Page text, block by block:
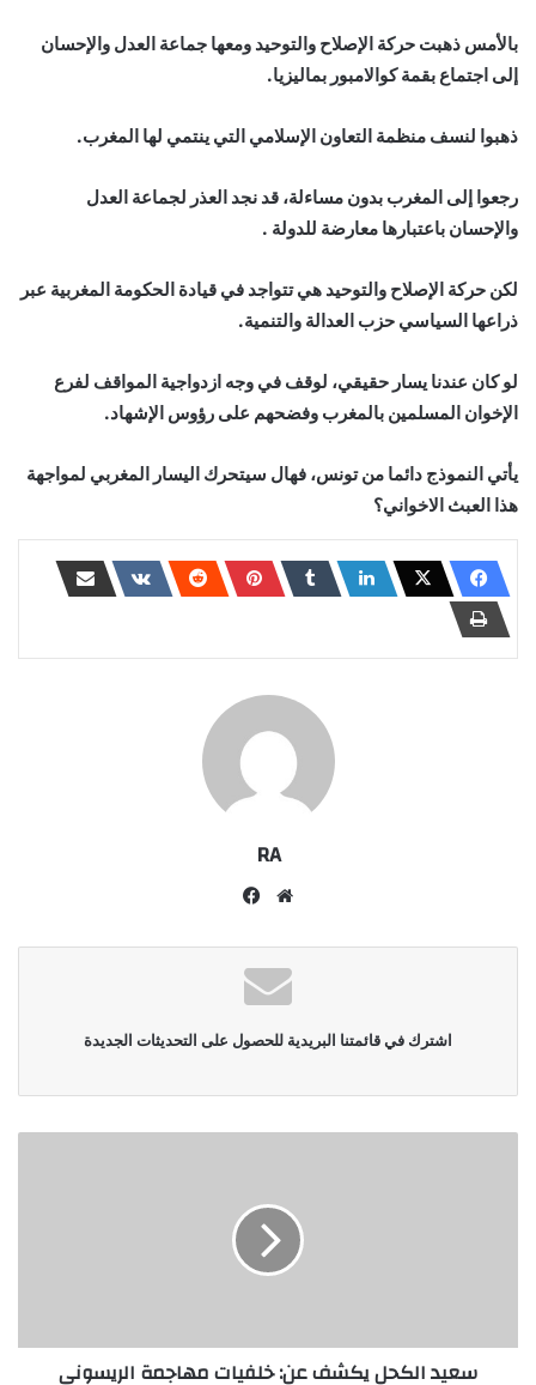
بالأمس ذهبت حركة الإصلاح والتوحيد ومعها جماعة العدل والإحسان
إلى اجتماع بقمة كوالامبور بماليزيا.
ذهبوا لنسف منظمة التعاون الإسلامي التي ينتمي لها المغرب.
رجعوا إلى المغرب بدون مساءلة، قد نجد العذر لجماعة العدل
والإحسان باعتبارها معارضة للدولة .
لكن حركة الإصلاح والتوحيد هي تتواجد في قيادة الحكومة المغربية عبر
ذراعها السياسي حزب العدالة والتنمية.
لو كان عندنا يسار حقيقي، لوقف في وجه ازدواجية المواقف لفرع
الإخوان المسلمين بالمغرب وفضحهم على رؤوس الإشهاد.
يأتي النموذج دائما من تونس، فهال سيتحرك اليسار المغربي لمواجهة
هذا العبث الاخواني؟
RA
موقع
اشترك في قائمتنا البريدية للحصول على التحديثات الجديدة
سعيد الكحل يكشف عن: خلفيات مهاجمة الريسوني